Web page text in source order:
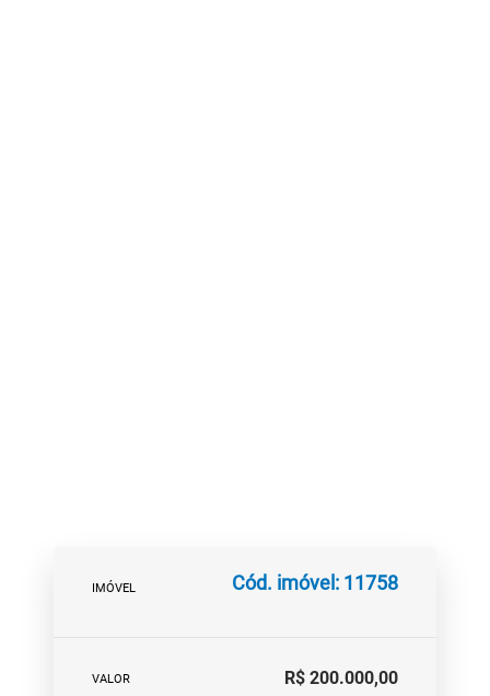
IMÓVEL Cód. imóvel: 11758
VALOR R$ 200.000,00